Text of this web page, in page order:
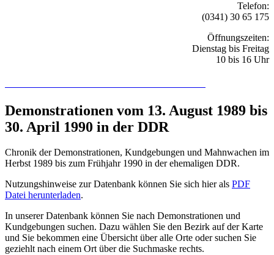
Telefon:
(0341) 30 65 175
Öffnungszeiten:
Dienstag bis Freitag
10 bis 16 Uhr
Demonstrationen vom 13. August 1989 bis
30. April 1990 in der DDR
Chronik der Demonstrationen, Kundgebungen und Mahnwachen im
Herbst 1989 bis zum Frühjahr 1990 in der ehemaligen DDR.
Nutzungshinweise zur Datenbank können Sie sich hier als PDF
Datei herunterladen.
In unserer Datenbank können Sie nach Demonstrationen und
Kundgebungen suchen. Dazu wählen Sie den Bezirk auf der Karte
und Sie bekommen eine Übersicht über alle Orte oder suchen Sie
geziehlt nach einem Ort über die Suchmaske rechts.